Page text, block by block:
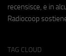
recensisce, e in
Radiocoop
TAG CLOUD